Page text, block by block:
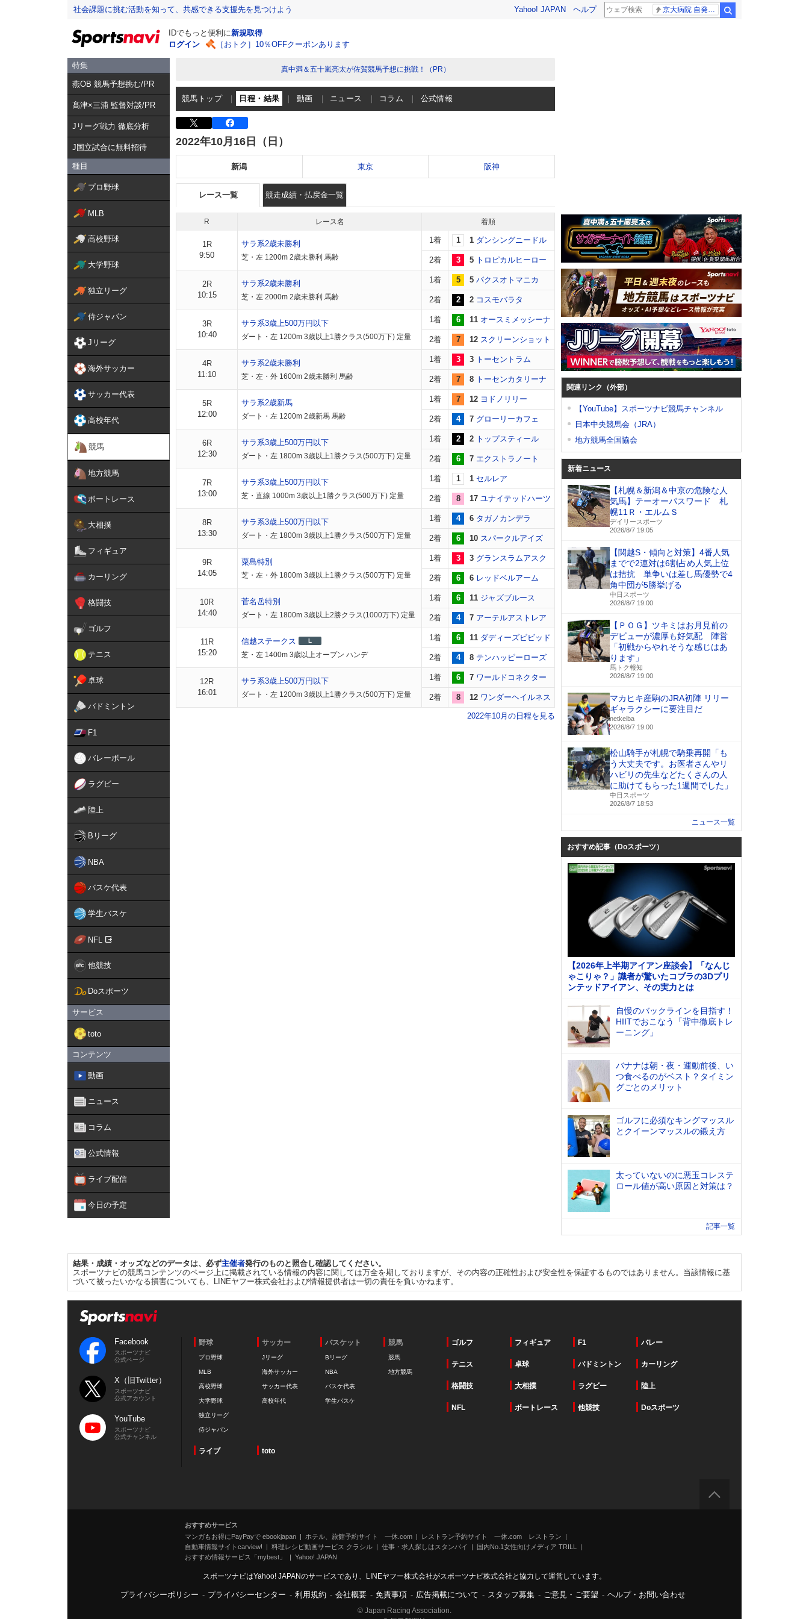
社会課題に挑む活動を知って、共感できる支援先を見つけよう Yahoo! JAPAN ヘルプ
IDでもっと便利に新規取得
ログイン
［おトク］10％OFFクーポンあります
特集
燕OB 競馬予想挑む/PR
髙津×三浦 監督対談/PR
Jリーグ戦力 徹底分析
J国立試合に無料招待
種目
プロ野球
MLB
高校野球
大学野球
独立リーグ
侍ジャパン
Jリーグ
海外サッカー
サッカー代表
高校年代
競馬
地方競馬
ボートレース
大相撲
フィギュア
カーリング
格闘技
ゴルフ
テニス
卓球
バドミントン
F1
バレーボール
ラグビー
陸上
Bリーグ
NBA
バスケ代表
学生バスケ
NFL
他競技
Doスポーツ
サービス
toto
コンテンツ
動画
ニュース
コラム
公式情報
ライブ配信
今日の予定
真中満＆五十嵐亮太が佐賀競馬予想に挑戦！（PR）
競馬トップ 日程・結果 動画 ニュース コラム 公式情報
2022年10月16日（日）
新潟 東京 阪神
レース一覧 競走成績・払戻金一覧
R レース名 着順
1R
9:50
サラ系2歳未勝利
芝・左 1200m 2歳未勝利 馬齢
1着 1 1 ダンシングニードル
2着 3 5 トロピカルヒーロー
2R
10:15
サラ系2歳未勝利
芝・左 2000m 2歳未勝利 馬齢
1着 5 5 パクスオトマニカ
2着 2 2 コスモバラタ
3R
10:40
サラ系3歳上500万円以下
ダート・左 1200m 3歳以上1勝クラス(500万下) 定量
1着 6 11 オースミメッシーナ
2着 7 12 スクリーンショット
4R
11:10
サラ系2歳未勝利
芝・左・外 1600m 2歳未勝利 馬齢
1着 3 3 トーセントラム
2着 7 8 トーセンカタリーナ
5R
12:00
サラ系2歳新馬
ダート・左 1200m 2歳新馬 馬齢
1着 7 12 ヨドノリリー
2着 4 7 グローリーカフェ
6R
12:30
サラ系3歳上500万円以下
ダート・左 1800m 3歳以上1勝クラス(500万下) 定量
1着 2 2 トップスティール
2着 6 7 エクストラノート
7R
13:00
サラ系3歳上500万円以下
芝・直線 1000m 3歳以上1勝クラス(500万下) 定量
1着 1 1 セルレア
2着 8 17 ユナイテッドハーツ
8R
13:30
サラ系3歳上500万円以下
ダート・左 1800m 3歳以上1勝クラス(500万下) 定量
1着 4 6 タガノカンデラ
2着 6 10 スパークルアイズ
9R
14:05
粟島特別
芝・左・外 1800m 3歳以上1勝クラス(500万下) 定量
1着 3 3 グランスラムアスク
2着 6 6 レッドベルアーム
10R
14:40
菅名岳特別
ダート・左 1800m 3歳以上2勝クラス(1000万下) 定量
1着 6 11 ジャズブルース
2着 4 7 アーテルアストレア
11R
15:20
信越ステークス L
芝・左 1400m 3歳以上オープン ハンデ
1着 6 11 ダディーズビビッド
2着 4 8 テンハッピーローズ
12R
16:01
サラ系3歳上500万円以下
ダート・左 1200m 3歳以上1勝クラス(500万下) 定量
1着 6 7 ワールドコネクター
2着 8 12 ワンダーヘイルネス
2022年10月の日程を見る
関連リンク（外部）
【YouTube】スポーツナビ競馬チャンネル
日本中央競馬会（JRA）
地方競馬全国協会
新着ニュース
【札幌＆新潟＆中京の危険な人
気馬】テーオーパスワード 札
幌11Ｒ・エルムＳ
デイリースポーツ
2026/8/7 19:05
【関越S・傾向と対策】4番人気
までで2連対は6割占め人気上位
は拮抗 単争いは差し馬優勢で4
角中団が5勝挙げる
中日スポーツ
2026/8/7 19:00
【ＰＯＧ】ツキミはお月見前の
デビューが濃厚も好気配 陣営
「初戦からやれそうな感じはあ
ります」
馬トク報知
2026/8/7 19:00
マカヒキ産駒のJRA初陣 リリー
ギャラクシーに要注目だ
netkeiba
2026/8/7 19:00
松山騎手が札幌で騎乗再開「も
う大丈夫です。お医者さんやリ
ハビリの先生などたくさんの人
に助けてもらった1週間でした」
中日スポーツ
2026/8/7 18:53
ニュース一覧
おすすめ記事（Doスポーツ）
【2026年上半期アイアン座談会】「なんじ
ゃこりゃ？」識者が驚いたコブラの3Dプリ
ンテッドアイアン、その実力とは
自慢のバックラインを目指す！
HIITでおこなう「背中徹底トレ
ーニング」
バナナは朝・夜・運動前後、い
つ食べるのがベスト？タイミン
グごとのメリット
ゴルフに必須なキングマッスル
とクイーンマッスルの鍛え方
太っていないのに悪玉コレステ
ロール値が高い原因と対策は？
記事一覧
結果・成績・オッズなどのデータは、必ず主催者発行のものと照合し確認してください。
スポーツナビの競馬コンテンツのページ上に掲載されている情報の内容に関しては万全を期しておりますが、その内容の正確性および安全性を保証するものではありません。当該情報に基
づいて被ったいかなる損害についても、LINEヤフー株式会社および情報提供者は一切の責任を負いかねます。
Facebook
スポーツナビ
公式ページ
X（旧Twitter）
スポーツナビ
公式アカウント
YouTube
スポーツナビ
公式チャンネル
野球
プロ野球
MLB
高校野球
大学野球
独立リーグ
侍ジャパン
サッカー
Jリーグ
海外サッカー
サッカー代表
高校年代
バスケット
Bリーグ
NBA
バスケ代表
学生バスケ
競馬
競馬
地方競馬
ゴルフ フィギュア F1 バレー
テニス 卓球 バドミントン カーリング
格闘技 大相撲 ラグビー 陸上
NFL ボートレース 他競技 Doスポーツ
ライブ toto
おすすめサービス
マンガもお得にPayPayで ebookjapan
ホテル、旅館予約サイト 一休.com
レストラン予約サイト 一休.com レストラン
自動車情報サイトcarview!
料理レシピ動画サービス クラシル 仕事・求人探しはスタンバイ
国内No.1女性向けメディア TRILL
おすすめ情報サービス「mybest」
Yahoo! JAPAN
スポーツナビはYahoo! JAPANのサービスであり、LINEヤフー株式会社がスポーツナビ株式会社と協力して運営しています。
プライバシーポリシー - プライバシーセンター - 利用規約 - 会社概要 - 免責事項 - 広告掲載について - スタッフ募集 - ご意見・ご要望 - ヘルプ・お問い合わせ
© Japan Racing Association.